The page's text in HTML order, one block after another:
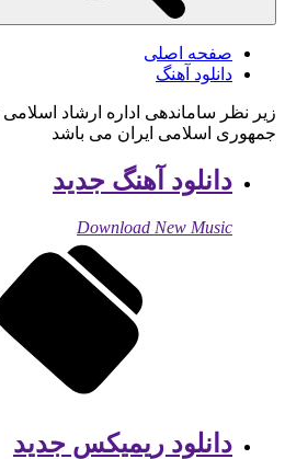
صفحه اصلی
دانلود آهنگ
زیر نظر ساماندهی اداره ارشاد
جمهوری اسلامی ایران می باشد
دانلود آهنگ جدید
Download New Music
دانلود ریمیکس جدید